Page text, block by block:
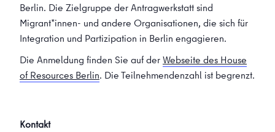
Berlin. Die Zielgruppe der Antragwerkstatt sind
Migrant*innen- und andere Organisationen, die sich für
Integration und Partizipation in Berlin engagieren.
Die Anmeldung finden Sie auf derWebseite des House
of Resources Berlin. Die Teilnehmendenzahl ist begrenzt.
Kontakt